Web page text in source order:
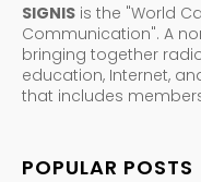
SIGNIS is the "World
Communication". A
bringing together
education, Internet,
that includes
POPULAR POSTS